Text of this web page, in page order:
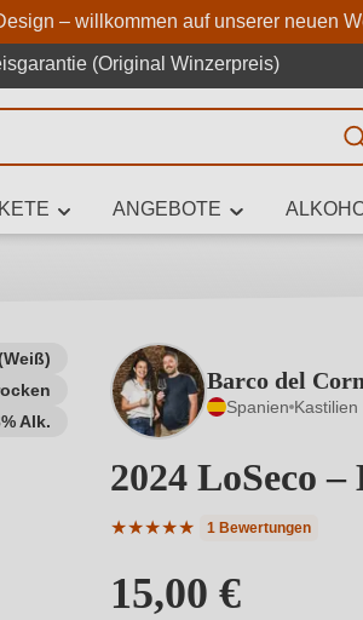
Zum Hauptinhalt springen
Zur Suche springen
Zur Hauptnavigation
– willkommen auf unserer neuen
(Original Winzerpreis)
ANGEBOTE
Alk.
Barco del
Spanien
2024 LoSeco
★★★★★
Durchschnittliche Bewertung
1 Bewertungen
15,00 €
suchen – ob nach Geschmack, Anlass,
Winzer oder anderen Kriterien.